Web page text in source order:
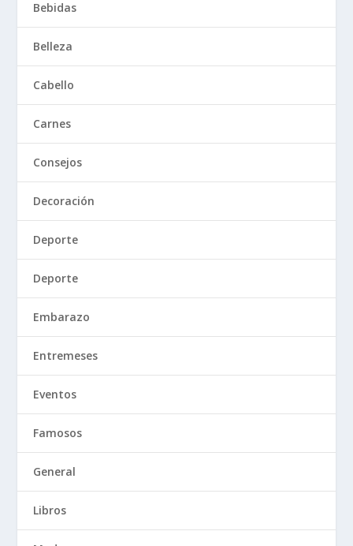
Bebidas
Belleza
Cabello
Carnes
Consejos
Decoración
Deporte
Deporte
Embarazo
Entremeses
Eventos
Famosos
General
Libros